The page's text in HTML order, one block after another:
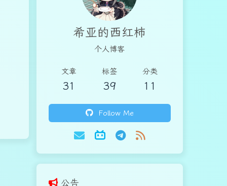
希亚的西红柿
个人博客
文章
31
标签
39
分类
11
Follow Me
公告